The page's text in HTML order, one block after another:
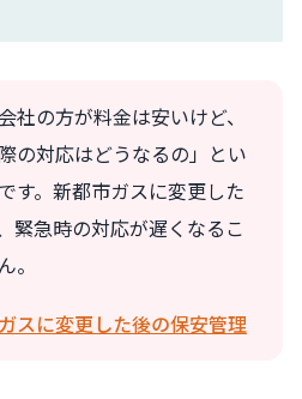
社の方が料金は安いけど、
の対応はどうなるの」とい
す。新都市ガスに変更した
緊急時の対応が遅くなるこ
。
スに変更した後の保安管理